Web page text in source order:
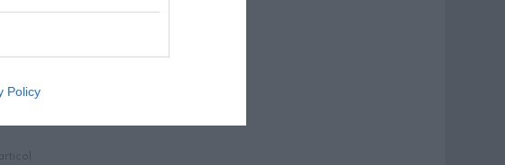
Policy